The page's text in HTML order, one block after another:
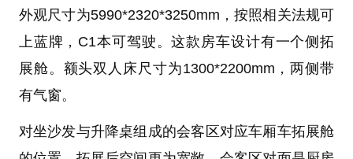
外观尺寸为5990*2320*3250mm，按照相关法规可
上蓝牌，C1本可驾驶。这款房车设计有一个侧拓
展舱。额头双人床尺寸为1300*2200mm，两侧带
有气窗。
对坐沙发与升降桌组成的会客区对应车厢车拓展舱